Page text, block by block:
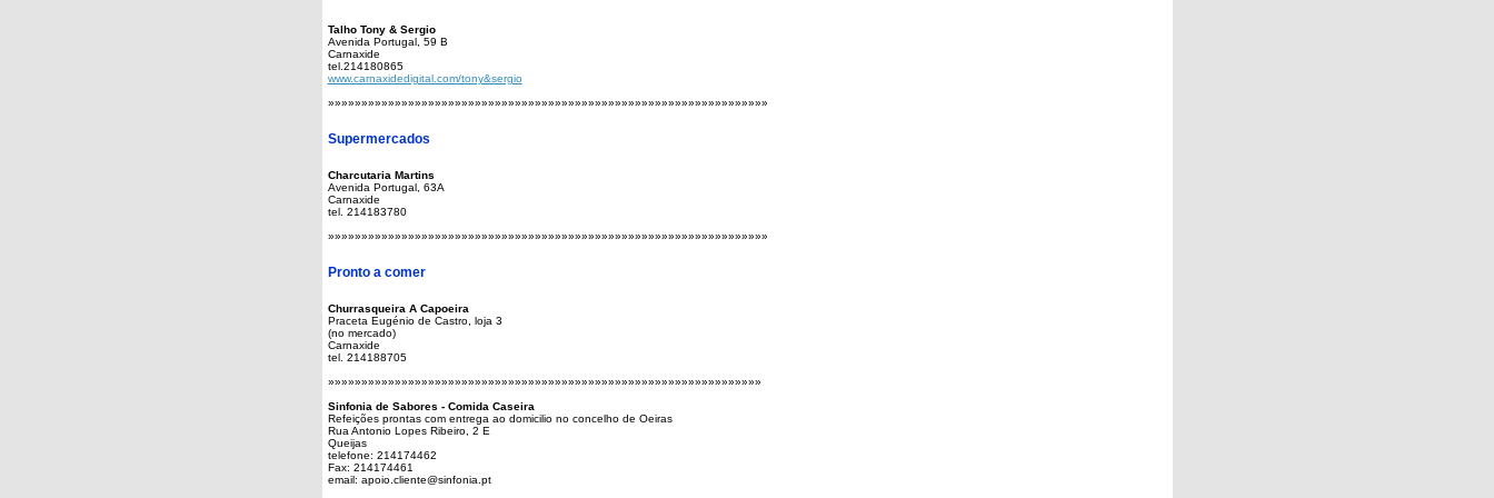
Talho Tony & Sergio
Avenida Portugal, 59 B
Carnaxide
tel.214180865
www.carnaxidedigital.com/tony&sergio
»»»»»»»»»»»»»»»»»»»»»»»»»»»»»»»»»»»»»»»»»»»»»»»»»»»»»»»»»»»»»»»»»»
Supermercados
Charcutaria Martins
Avenida Portugal, 63A
Carnaxide
tel. 214183780
»»»»»»»»»»»»»»»»»»»»»»»»»»»»»»»»»»»»»»»»»»»»»»»»»»»»»»»»»»»»»»»»»»
Pronto a comer
Churrasqueira A Capoeira
Praceta Eugénio de Castro, loja 3
(no mercado)
Carnaxide
tel. 214188705
»»»»»»»»»»»»»»»»»»»»»»»»»»»»»»»»»»»»»»»»»»»»»»»»»»»»»»»»»»»»»»»»»
Sinfonia de Sabores - Comida Caseira
Refeições prontas com entrega ao domicilio no concelho de Oeiras
Rua Antonio Lopes Ribeiro, 2 E
Queijas
telefone: 214174462
Fax: 214174461
email: apoio.cliente@sinfonia.pt